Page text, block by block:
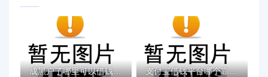
成黑户了哪里可以借钱急用啊，2025五大专属... 支付宝借钱平台哪个靠谱？实测这5款低息灵活...